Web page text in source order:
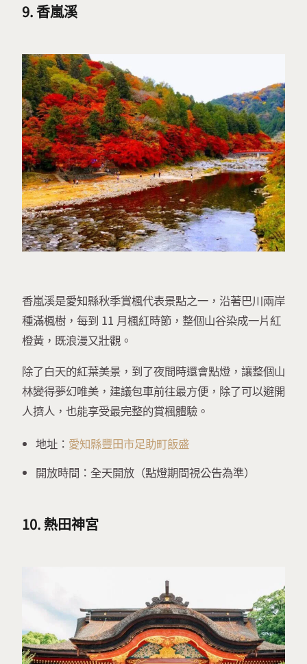
9. 香嵐溪
香嵐溪是愛知縣秋季賞楓代表景點之一，沿著巴川兩岸
種滿楓樹，每到 11 月楓紅時節，整個山谷染成一片紅
橙黃，既浪漫又壯觀。
除了白天的紅葉美景，到了夜間時還會點燈，讓整個山
林變得夢幻唯美，建議包車前往最方便，除了可以避開
人擠人，也能享受最完整的賞楓體驗。
地址： 愛知縣豐田市足助町飯盛
開放時間：全天開放（點燈期間視公告為準）
10. 熱田神宮